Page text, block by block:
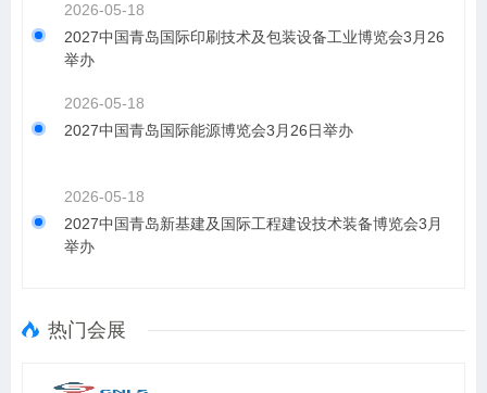
2026-05-18
2027中国青岛国际印刷技术及包装设备工业博览会3月26
举办
2026-05-18
2027中国青岛国际能源博览会3月26日举办
2026-05-18
2027中国青岛新基建及国际工程建设技术装备博览会3月
举办
热门会展